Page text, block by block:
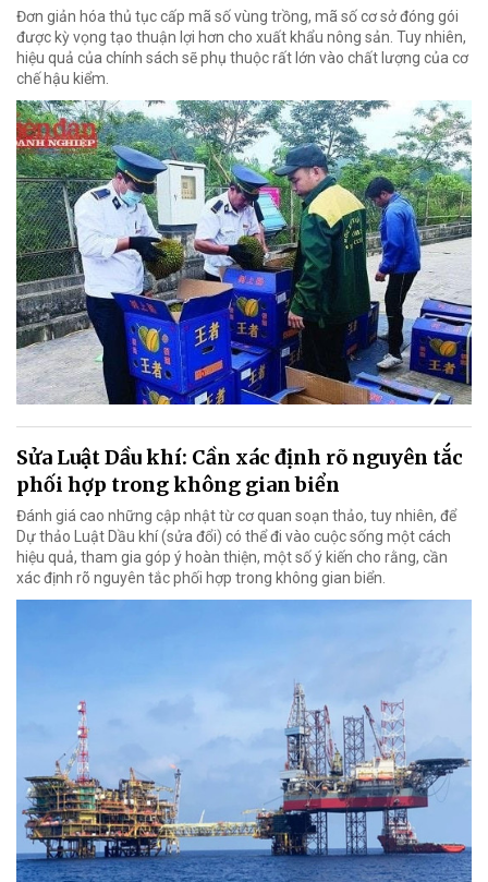
Đơn giản hóa thủ tục cấp mã số vùng trồng, mã số cơ sở đóng gói
được kỳ vọng tạo thuận lợi hơn cho xuất khẩu nông sản. Tuy nhiên,
hiệu quả của chính sách sẽ phụ thuộc rất lớn vào chất lượng của cơ
chế hậu kiểm.
Sửa Luật Dầu khí: Cần xác định rõ nguyên tắc
phối hợp trong không gian biển
Đánh giá cao những cập nhật từ cơ quan soạn thảo, tuy nhiên, để
Dự thảo Luật Dầu khí (sửa đổi) có thể đi vào cuộc sống một cách
hiệu quả, tham gia góp ý hoàn thiện, một số ý kiến cho rằng, cần
xác định rõ nguyên tắc phối hợp trong không gian biển.